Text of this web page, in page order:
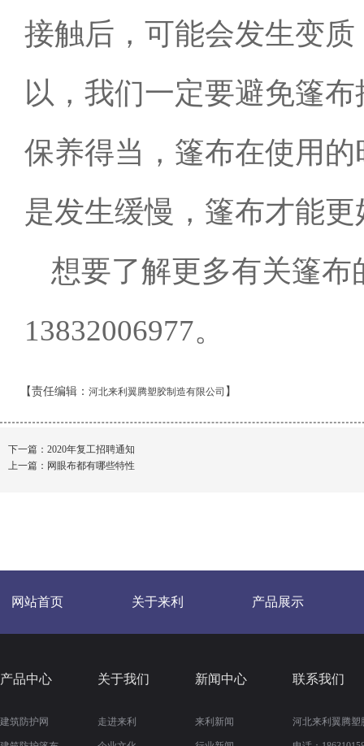
接触后，可能会发生变
以，我们一定要避免篷
保养得当，篷布在使用
是发生缓慢，篷布才能
想要了解更多有关篷
13832006977。
【责任编辑： 河北来利翼腾塑胶制造有限公司 】
下一篇： 2020年复工招聘通知
上一篇： 网眼布都有哪些特性
网站首页 关于来利 产品展示
产品中心
建筑防护网
关于我们
走进来利
新闻中心
来利新闻
联系我们
河北来利翼腾塑